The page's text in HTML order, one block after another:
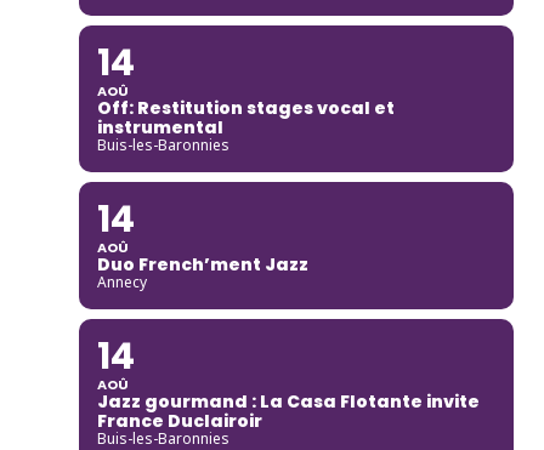
14
AOÛ
Off: Restitution stages vocal et
instrumental
Buis-les-Baronnies
14
AOÛ
Duo French’ment Jazz
Annecy
14
AOÛ
Jazz gourmand : La Casa Flotante invite
France Duclairoir
Buis-les-Baronnies